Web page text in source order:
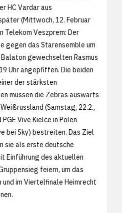
HC Vardar aus
(Mittwoch, 12. Februar
Telekom Veszprem: Der
gegen das Starensemble um
gewechselten Rasmus
Uhr angepfiffen. Die beiden
der stärksten
müssen die Zebras auswärts
(Samstag, 22.2.,
Vive Kielce in Polen
bei Sky) bestreiten. Das Ziel
sie als erste deutsche
Einführung des aktuellen
feiern, um das
im Viertelfinale Heimrecht